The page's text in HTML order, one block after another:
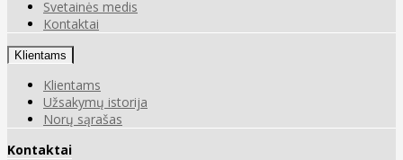
Svetainės medis
Kontaktai
Klientams
Klientams
Užsakymų istorija
Norų sąrašas
Kontaktai